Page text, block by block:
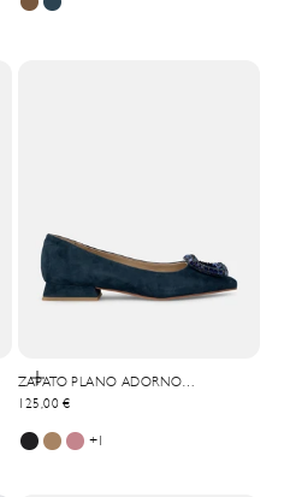
Elige opciones
ZAPATO PLANO ADORNO
CUADRADO
Precio de oferta
125,00 €
+1